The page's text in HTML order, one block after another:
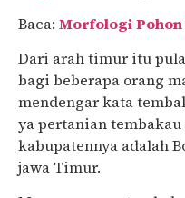
Baca: Morfologi
Dari arah timur itu
bagi beberapa orang
mendengar kata
ya pertanian tembakau
kabupatennya adalah
jawa Timur.